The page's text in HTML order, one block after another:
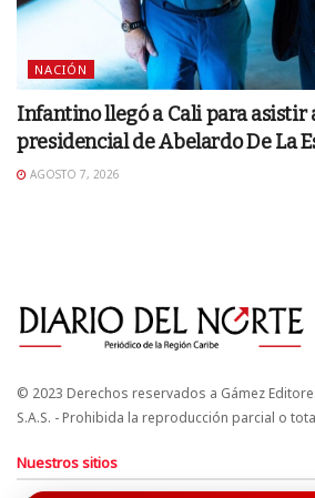
NACIÓN
Infantino llegó a Cali para asistir
presidencial de Abelardo De La
AGOSTO 7, 2026
© 2023 Derechos reservados a Gámez
S.A.S. - Prohibida la reproducción parcial o
Nuestros sitios